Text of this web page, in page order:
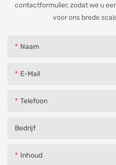
contactformulier, zodat we u
voor ons brede
Naam
E-Mail
Telefoon
Bedrijf
Inhoud